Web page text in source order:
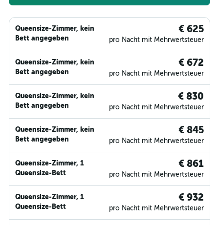
Queensize-Zimmer, kein
Bett angegeben
€ 625
pro Nacht mit Mehrwertsteuer
Queensize-Zimmer, kein
Bett angegeben
€ 672
pro Nacht mit Mehrwertsteuer
Queensize-Zimmer, kein
Bett angegeben
€ 830
pro Nacht mit Mehrwertsteuer
Queensize-Zimmer, kein
Bett angegeben
€ 845
pro Nacht mit Mehrwertsteuer
Queensize-Zimmer, 1
Queensize-Bett
€ 861
pro Nacht mit Mehrwertsteuer
Queensize-Zimmer, 1
Queensize-Bett
€ 932
pro Nacht mit Mehrwertsteuer